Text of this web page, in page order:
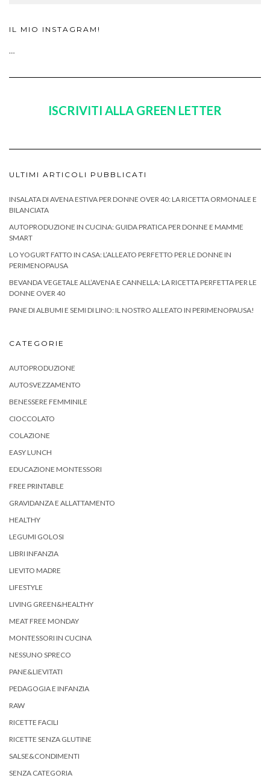
IL MIO INSTAGRAM!
…
ISCRIVITI ALLA GREEN LETTER
ULTIMI ARTICOLI PUBBLICATI
INSALATA DI AVENA ESTIVA PER DONNE OVER 40: LA RICETTA ORMONALE E
BILANCIATA
AUTOPRODUZIONE IN CUCINA: GUIDA PRATICA PER DONNE E MAMME
SMART
LO YOGURT FATTO IN CASA: L’ALLEATO PERFETTO PER LE DONNE IN
PERIMENOPAUSA
BEVANDA VEGETALE ALL’AVENA E CANNELLA: LA RICETTA PERFETTA PER LE
DONNE OVER 40
PANE DI ALBUMI E SEMI DI LINO: IL NOSTRO ALLEATO IN PERIMENOPAUSA!
CATEGORIE
AUTOPRODUZIONE
AUTOSVEZZAMENTO
BENESSERE FEMMINILE
CIOCCOLATO
COLAZIONE
EASY LUNCH
EDUCAZIONE MONTESSORI
FREE PRINTABLE
GRAVIDANZA E ALLATTAMENTO
HEALTHY
LEGUMI GOLOSI
LIBRI INFANZIA
LIEVITO MADRE
LIFESTYLE
LIVING GREEN&HEALTHY
MEAT FREE MONDAY
MONTESSORI IN CUCINA
NESSUNO SPRECO
PANE&LIEVITATI
PEDAGOGIA E INFANZIA
RAW
RICETTE FACILI
RICETTE SENZA GLUTINE
SALSE&CONDIMENTI
SENZA CATEGORIA